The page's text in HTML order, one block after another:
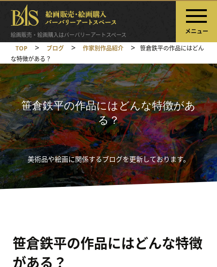
絵画販売・絵画購入はバーバリーアートスペース メニュー
TOP > ブログ > 作家別作品紹介 >
笹倉鉄平の作品にはどん
な特徴がある？
笹倉鉄平の作品にはどんな特徴があ
る？
美術品や絵画に関係するブログを更新しております。
笹倉鉄平の作品にはどんな特徴
がある？